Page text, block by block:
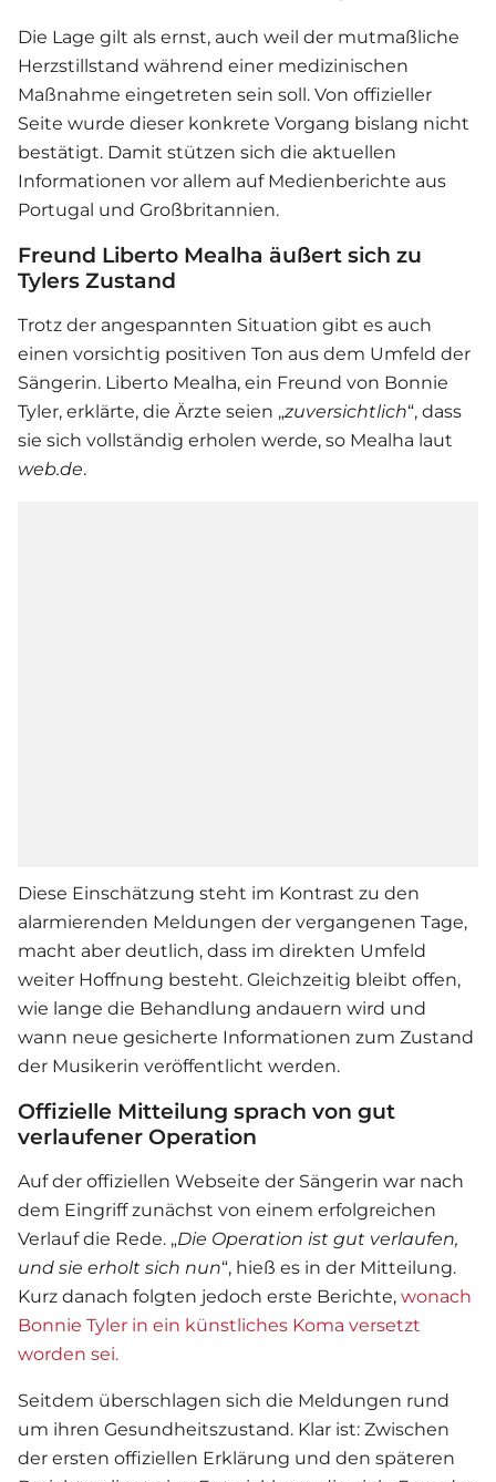
Die Lage gilt als ernst, auch weil der mutmaßliche
Herzstillstand während einer medizinischen
Maßnahme eingetreten sein soll. Von offizieller
Seite wurde dieser konkrete Vorgang bislang nicht
bestätigt. Damit stützen sich die aktuellen
Informationen vor allem auf Medienberichte aus
Portugal und Großbritannien.
Freund Liberto Mealha äußert sich zu
Tylers Zustand
Trotz der angespannten Situation gibt es auch
einen vorsichtig positiven Ton aus dem Umfeld der
Sängerin. Liberto Mealha, ein Freund von Bonnie
Tyler, erklärte, die Ärzte seien „zuversichtlich“, dass
sie sich vollständig erholen werde, so Mealha laut
web.de.
Diese Einschätzung steht im Kontrast zu den
alarmierenden Meldungen der vergangenen Tage,
macht aber deutlich, dass im direkten Umfeld
weiter Hoffnung besteht. Gleichzeitig bleibt offen,
wie lange die Behandlung andauern wird und
wann neue gesicherte Informationen zum Zustand
der Musikerin veröffentlicht werden.
Offizielle Mitteilung sprach von gut
verlaufener Operation
Auf der offiziellen Webseite der Sängerin war nach
dem Eingriff zunächst von einem erfolgreichen
Verlauf die Rede. „Die Operation ist gut verlaufen,
und sie erholt sich nun“, hieß es in der Mitteilung.
Kurz danach folgten jedoch erste Berichte, wonach
Bonnie Tyler in ein künstliches Koma versetzt
worden sei.
Seitdem überschlagen sich die Meldungen rund
um ihren Gesundheitszustand. Klar ist: Zwischen
der ersten offiziellen Erklärung und den späteren